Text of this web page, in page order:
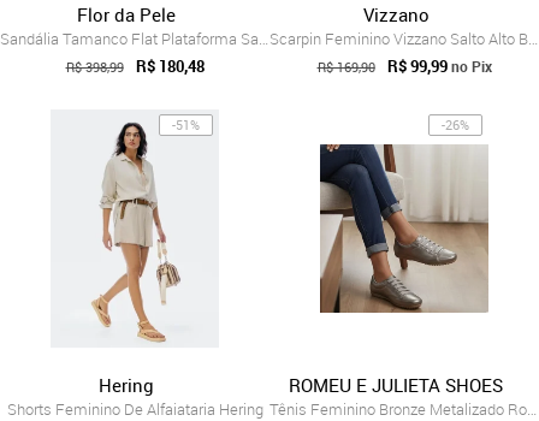
Flor da Pele
Sandália Tamanco Flat Plataforma Salto A...
R$ 398,99 R$ 180,48
Vizzano
Scarpin Feminino Vizzano Salto Alto Bronze
R$ 169,90 R$ 99,99 no Pix
-51%
Hering
Shorts Feminino De Alfaiataria Hering
-26%
ROMEU E JULIETA SHOES
Tênis Feminino Bronze Metalizado Romeu e...